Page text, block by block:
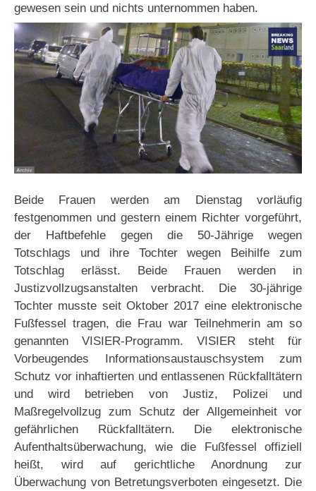
gewesen sein und nichts unternommen haben.
Beide Frauen werden am Dienstag vorläufig
festgenommen und gestern einem Richter vorgeführt,
der Haftbefehle gegen die 50-Jährige wegen
Totschlags und ihre Tochter wegen Beihilfe zum
Totschlag erlässt. Beide Frauen werden in
Justizvollzugsanstalten verbracht. Die 30-jährige
Tochter musste seit Oktober 2017 eine elektronische
Fußfessel tragen, die Frau war Teilnehmerin am so
genannten VISIER-Programm. VISIER steht für
Vorbeugendes Informationsaustauschsystem zum
Schutz vor inhaftierten und entlassenen Rückfalltätern
und wird betrieben von Justiz, Polizei und
Maßregelvollzug zum Schutz der Allgemeinheit vor
gefährlichen Rückfalltätern. Die elektronische
Aufenthaltsüberwachung, wie die Fußfessel offiziell
heißt, wird auf gerichtliche Anordnung zur
Überwachung von Betretungsverboten eingesetzt. Die